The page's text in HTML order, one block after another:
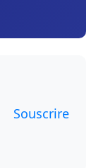
Souscrire